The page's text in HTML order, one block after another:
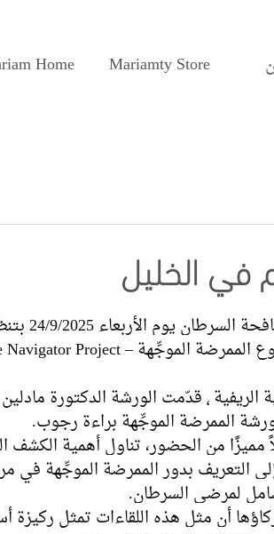
Mariamty Store
Home
الخليل
قامت
من فريق مريم دكتورز.
من الحضور، تناول أهمية الكشف
التعريف بدور الممرضة الموجِّهة في
لمرضى السرطان.
أن مثل هذه اللقاءات تمثل